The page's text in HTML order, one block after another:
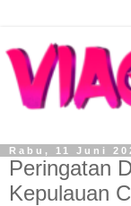
Rabu, 11 Juni
Peringatan
Kepulauan